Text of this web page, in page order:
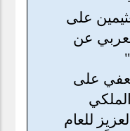
على
عن
على
للعام